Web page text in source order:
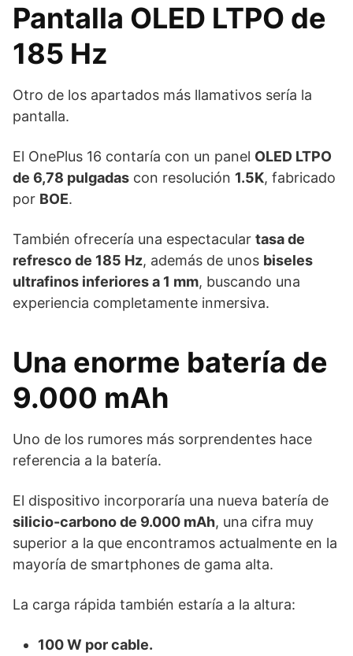
Pantalla OLED LTPO de
185 Hz
Otro de los apartados más llamativos sería la
pantalla.
El OnePlus 16 contaría con un panel OLED LTPO
de 6,78 pulgadas con resolución 1.5K, fabricado
por BOE.
También ofrecería una espectacular tasa de
refresco de 185 Hz, además de unos biseles
ultrafinos inferiores a 1 mm, buscando una
experiencia completamente inmersiva.
Una enorme batería de
9.000 mAh
Uno de los rumores más sorprendentes hace
referencia a la batería.
El dispositivo incorporaría una nueva batería de
silicio-carbono de 9.000 mAh, una cifra muy
superior a la que encontramos actualmente en la
mayoría de smartphones de gama alta.
La carga rápida también estaría a la altura:
100 W por cable.